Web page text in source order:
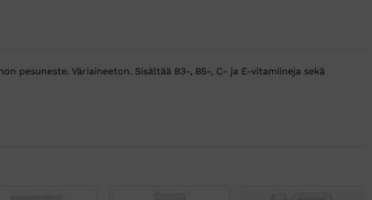
pesuneste. Väriaineeton. Sisältää B3-, B5-, C- ja E-vitamiineja sekä